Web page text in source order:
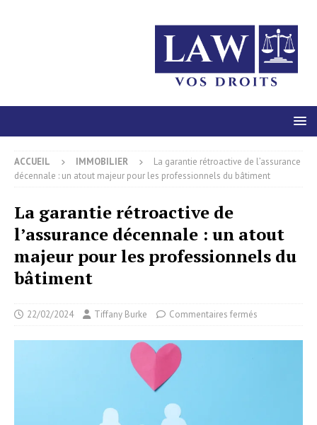
ACCUEIL IMMOBILIER
La garantie rétroactive de l’assurance
décennale : un atout majeur pour les professionnels du bâtiment
La garantie rétroactive de
l’assurance décennale : un atout
majeur pour les professionnels du
bâtiment
22/02/2024 Tiffany Burke Commentaires fermés